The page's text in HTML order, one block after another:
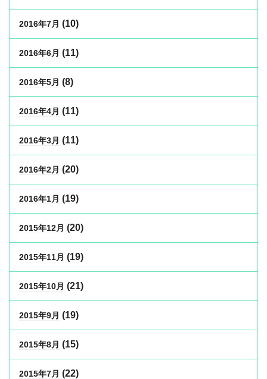
2016年7月 (10)
2016年6月 (11)
2016年5月 (8)
2016年4月 (11)
2016年3月 (11)
2016年2月 (20)
2016年1月 (19)
2015年12月 (20)
2015年11月 (19)
2015年10月 (21)
2015年9月 (19)
2015年8月 (15)
2015年7月 (22)